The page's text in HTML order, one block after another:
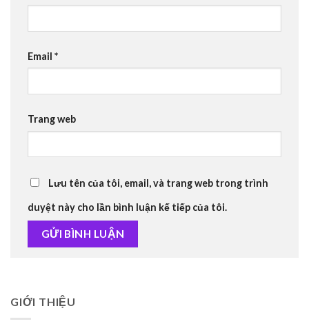
Email *
Trang web
Lưu tên của tôi, email, và trang web trong trình
duyệt này cho lần bình luận kế tiếp của tôi.
GIỚI THIỆU